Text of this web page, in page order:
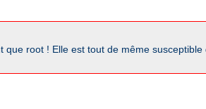
root ! Elle est tout de même